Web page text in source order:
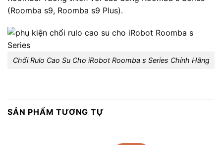
(Roomba s9, Roomba s9 Plus).
Chổi Rulo Cao Su Cho iRobot Roomba s Series Chính Hãng
SẢN PHẨM TƯƠNG TỰ